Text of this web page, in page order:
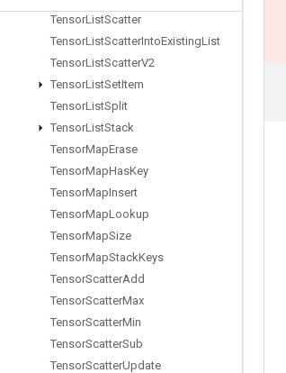
TensorListScatter
TensorListScatterIntoExistingList
TensorListScatterV2
TensorListSetItem
TensorListSplit
TensorListStack
TensorMapErase
TensorMapHasKey
TensorMapInsert
TensorMapLookup
TensorMapSize
TensorMapStackKeys
TensorScatterAdd
TensorScatterMax
TensorScatterMin
TensorScatterSub
TensorScatterUpdate